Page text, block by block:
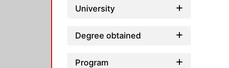
University
Degree obtained
Program